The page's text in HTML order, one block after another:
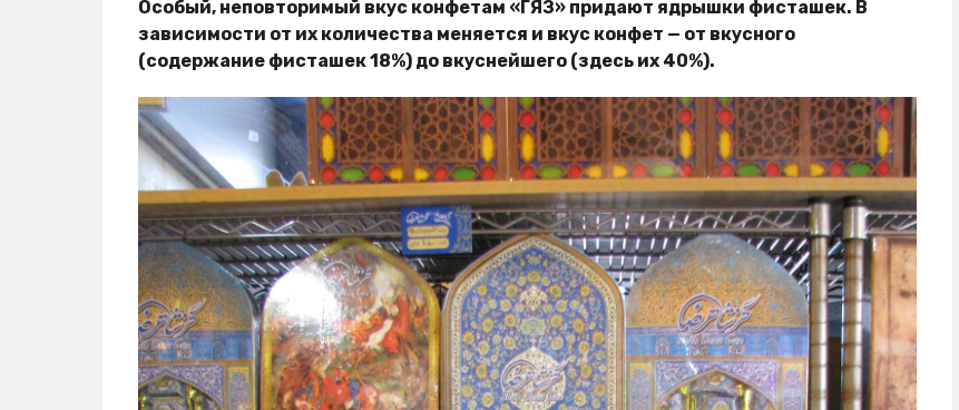
Особый, неповторимый вкус конфетам «ГЯЗ» придают ядрышки фисташек. В
зависимости от их количества меняется и вкус конфет — от вкусного
(содержание фисташек 18%) до вкуснейшего (здесь их 40%).